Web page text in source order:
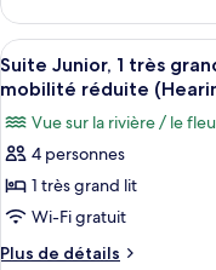
chambre
(Roll-
in
Shower)
le
type
de
chambre
chambre
in
Shower)
Afficher
toutes
photos
pour
ce
type
de
5
Suite Junior, 1 très
mobilité réduite
Vue sur la rivière / le
4 personnes
1 très grand lit
Wi-Fi gratuit
Plus de détails
Plus